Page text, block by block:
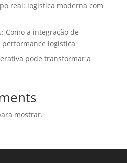
real: logística moderna com
Como a integração de
logística
pode transformar a
mostrar.